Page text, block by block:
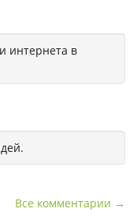
интернета в
Все комментарии →